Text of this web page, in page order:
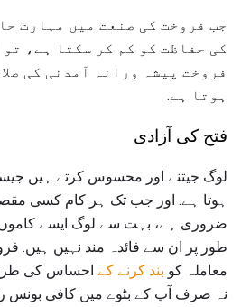
جب فروخت کی صنعت میں مہارت
کی حفاظت کو کم کر سکتا ہے،
فروخت پیشہ ورانہ آمدنی کی
ہوتا ہے.
فتح کی آزادی
لوگ جیتنے اور محسوس کرتے ہیں
ہوتا ہے. اور جب تک ہر کام کسی مقصد
ضروری ہے، بہت سے لوگ ایسے کاموں
طور پر ان سے فائدہ مند نہیں ہیں.
معاملہ کو بند کرنے کے احساس کی
نہ صرف آپ کے بٹوے میں کافی بونس